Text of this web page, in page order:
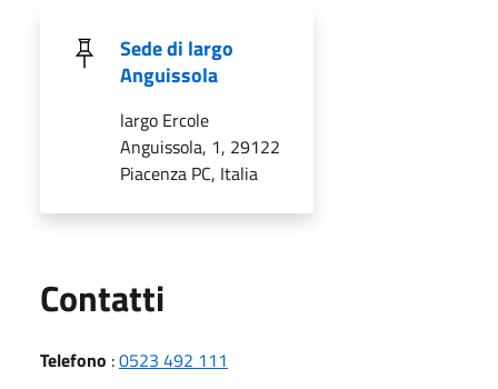
Sede di largo
Anguissola
largo Ercole
Anguissola, 1, 29122
Piacenza PC, Italia
Contatti
Telefono :0523 492 111